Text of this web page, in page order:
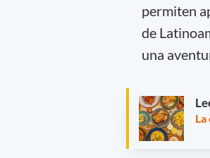
permiten
de
una